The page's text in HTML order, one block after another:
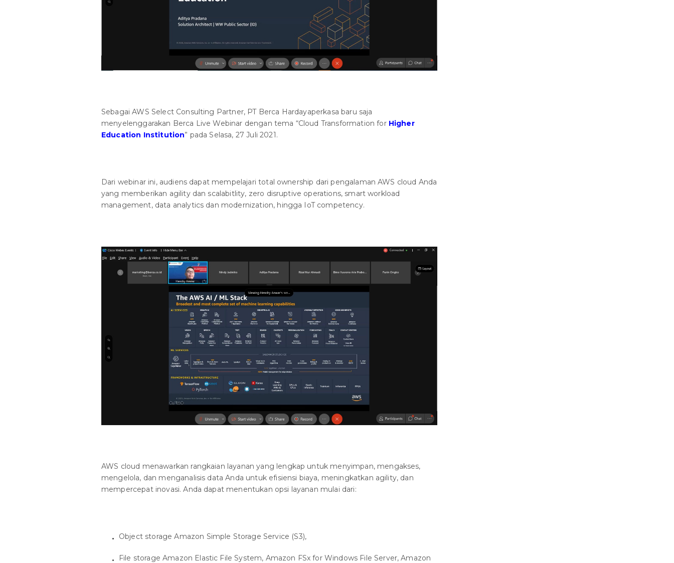
Sebagai AWS Select Consulting Partner, PT Berca Hardayaperkasa baru saja
menyelenggarakan Berca Live Webinar dengan tema “Cloud Transformation for Higher
Education Institution” pada Selasa, 27 Juli 2021.
Dari webinar ini, audiens dapat mempelajari total ownership dari pengalaman AWS cloud Anda
yang memberikan agility dan scalabitlity, zero disruptive operations, smart workload
management, data analytics dan modernization, hingga IoT competency.
AWS cloud menawarkan rangkaian layanan yang lengkap untuk menyimpan, mengakses,
mengelola, dan menganalisis data Anda untuk efisiensi biaya, meningkatkan agility, dan
mempercepat inovasi. Anda dapat menentukan opsi layanan mulai dari:
Object storage Amazon Simple Storage Service (S3),
File storage Amazon Elastic File System, Amazon FSx for Windows File Server, Amazon